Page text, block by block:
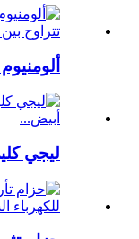
ليجي كلين 9 بوصات